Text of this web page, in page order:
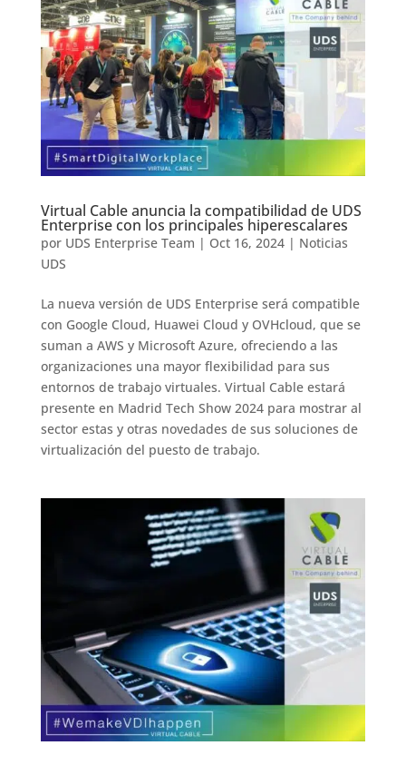
Virtual Cable anuncia la compatibilidad de UDS
Enterprise con los principales hiperescalares
por UDS Enterprise Team | Oct 16, 2024| Noticias
UDS
La nueva versión de UDS Enterprise será compatible
con Google Cloud, Huawei Cloud y OVHcloud, que se
suman a AWS y Microsoft Azure, ofreciendo a las
organizaciones una mayor flexibilidad para sus
entornos de trabajo virtuales. Virtual Cable estará
presente en Madrid Tech Show 2024 para mostrar al
sector estas y otras novedades de sus soluciones de
virtualización del puesto de trabajo.